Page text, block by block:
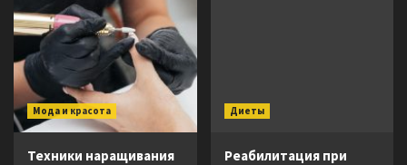
Мода и красота
Техники наращивания
Диеты
Реабилитация при